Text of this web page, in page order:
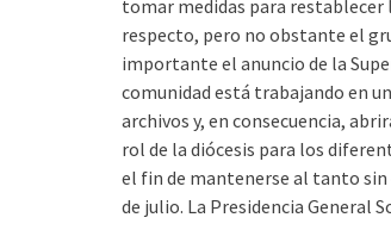
tomar medidas para restablecer
respecto, pero no obstante el
importante el anuncio de la
comunidad está trabajando en
archivos y, en consecuencia,
rol de la diócesis para los
el fin de mantenerse al tanto sin
de julio. La Presidencia General